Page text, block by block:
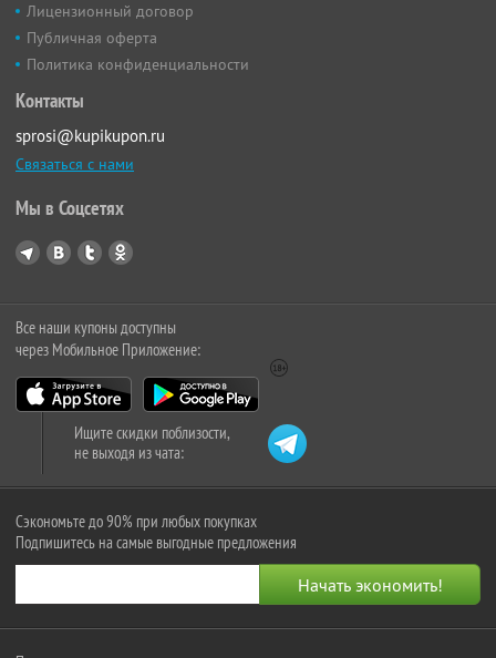
Лицензионный договор
Публичная оферта
Политика конфиденциальности
Контакты
sprosi@kupikupon.ru
Связаться с нами
Мы в Соцсетях
Все наши купоны доступны
через Мобильное Приложение:
Ищите скидки поблизости,
не выходя из чата:
Сэкономьте до 90% при любых покупках
Подпишитесь на самые выгодные предложения